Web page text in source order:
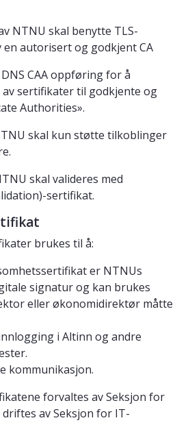
NTNU skal benytte TLS-
autorisert og godkjent CA
CAA oppføring for å
sertifikater til godkjente og
Authorities».
skal kun støtte tilkoblinger
skal valideres med
sertifikat.
brukes til å:
er NTNUs
signatur og kan brukes
eller økonomidirektør måtte
i Altinn og andre
kommunikasjon.
forvaltes av Seksjon for
av Seksjon for IT-